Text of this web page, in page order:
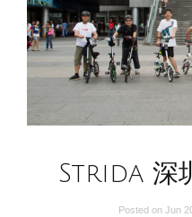
Strida 深
Posted on Jun